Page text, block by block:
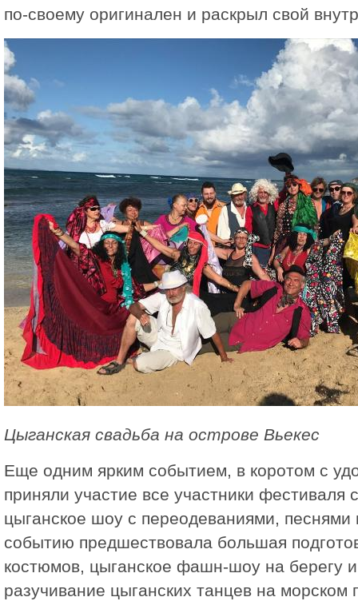
по-своему оригинален и раскрыл свой
Цыганская свадьба на острове Вьекес
Еще одним ярким событием, в коротом с
приняли участие все участники фестиваля
цыганское шоу с переодеваниями,
событию предшествовала большая
костюмов, цыганское фашн-шоу на берегу
разучивание цыганских танцев на морском